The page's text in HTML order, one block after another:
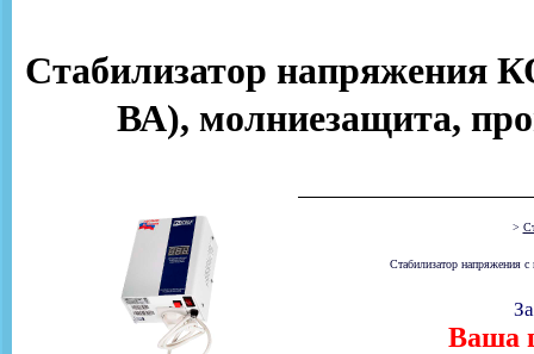
Стабилизатор напряжения
ВА), молниезащита,
>
Стабилизатор напряжения
Ваша